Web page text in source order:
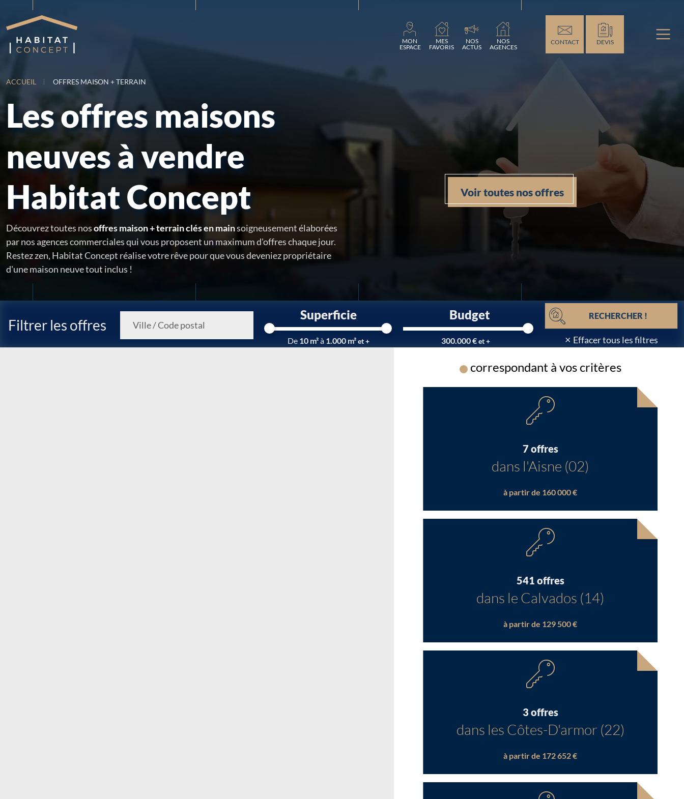
MON
ESPACE
Chargement...
MES
FAVORIS
NOS
ACTUS
NOS
AGENCES
CONTACT DEVIS
ACCUEIL OFFRES MAISON + TERRAIN
Les offres maisons
neuves à vendre
Habitat Concept
Découvrez toutes nosoffres maison + terrain clés en mainsoigneusement élaborées
par nos agences commerciales qui vous proposent un maximum d'offres chaque jour.
Restez zen, Habitat Concept réalise votre rêve pour que vous deveniez propriétaire
d'une maison neuve tout inclus !
Voir toutes nos offres
Filtrer les offres
Superficie
De 10 m²à 1.000 m²et +
Budget
300.000 €et +
RECHERCHER !
× Effacer tous les filtres
Chargement...
correspondant à vos critères
7 offres
dans l'Aisne (02)
à partir de 160 000 €
541 offres
dans le Calvados (14)
à partir de 129 500 €
3 offres
dans les Côtes-D'armor (22)
à partir de 172 652 €